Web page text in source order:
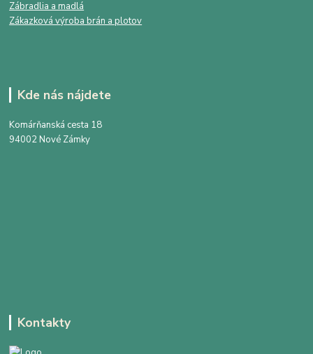
Zábradlia a madlá
Zákazková výroba brán a plotov
Kde nás nájdete
Komárňanská cesta 18
94002 Nové Zámky
Kontakty